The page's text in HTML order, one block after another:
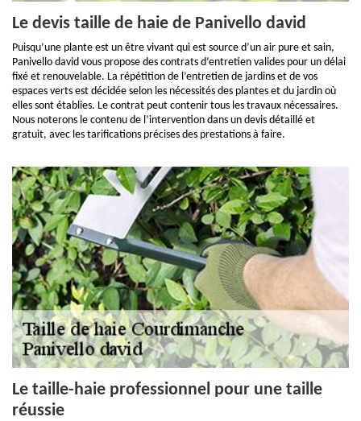
Le devis taille de haie de Panivello david
Puisqu’une plante est un être vivant qui est source d’un air pure et sain,
Panivello david vous propose des contrats d’entretien valides pour un délai
fixé et renouvelable. La répétition de l’entretien de jardins et de vos
espaces verts est décidée selon les nécessités des plantes et du jardin où
elles sont établies. Le contrat peut contenir tous les travaux nécessaires.
Nous noterons le contenu de l’intervention dans un devis détaillé et
gratuit, avec les tarifications précises des prestations à faire.
Le taille-haie professionnel pour une taille
réussie